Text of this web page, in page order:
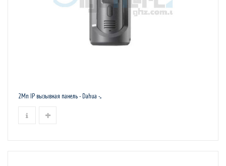
2Мп IP вызывная панель - Dahua -...